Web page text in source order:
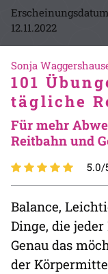
12.11.2022
Sonja
101
tägliche
Für mehr
Reitbahn und
5.0/
Balance,
Dinge, die
Genau das
der